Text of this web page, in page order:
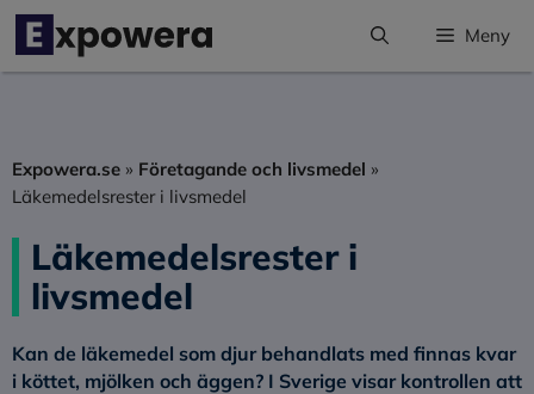
Hoppa
innehåll
Meny
Expowera.se » Företagande och livsmedel »
Läkemedelsrester i livsmedel
Läkemedelsrester i
livsmedel
Kan de läkemedel som djur behandlats med finnas kvar
i köttet, mjölken och äggen? I Sverige visar kontrollen att